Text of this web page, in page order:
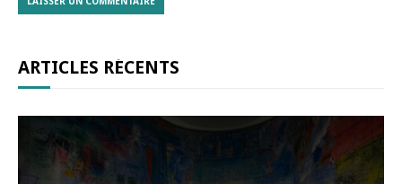
ARTICLES RÉCENTS